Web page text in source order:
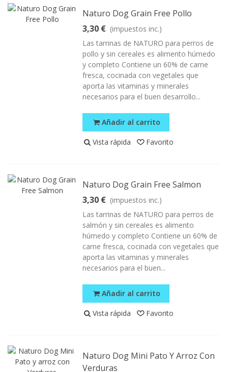
Naturo Dog Grain Free Pollo
3,30 € (impuestos inc.)
Las tarrinas de NATURO para perros de
pollo y sin cereales es alimento húmedo
y completo Contiene un 60% de carne
fresca, cocinada con vegetales que
aporta las vitaminas y minerales
necesarios para el buen desarrollo...
Añadir al carrito
Vista rápida Favorito
Naturo Dog Grain Free Salmon
3,30 € (impuestos inc.)
Las tarrinas de NATURO para perros de
salmón y sin cereales es alimento
húmedo y completo Contiene un 60% de
carne fresca, cocinada con vegetales que
aporta las vitaminas y minerales
necesarios para el buen...
Añadir al carrito
Vista rápida Favorito
Naturo Dog Mini Pato Y Arroz Con
Verduras